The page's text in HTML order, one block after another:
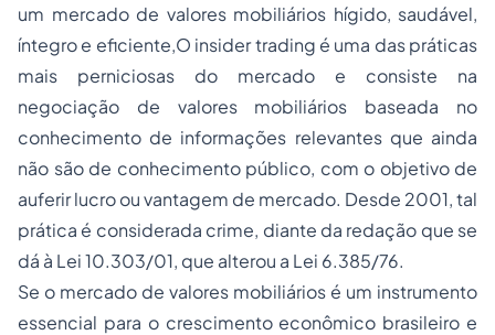
um mercado de valores mobiliários hígido, saudável,
íntegro e eficiente,O insider trading é uma das práticas
mais perniciosas do mercado e consiste na
negociação de valores mobiliários baseada no
conhecimento de informações relevantes que ainda
não são de conhecimento público, com o objetivo de
auferir lucro ou vantagem de mercado. Desde 2001, tal
prática é considerada crime, diante da redação que se
dá à Lei 10.303/01, que alterou a Lei 6.385/76.
Se o mercado de valores mobiliários é um instrumento
essencial para o crescimento econômico brasileiro e